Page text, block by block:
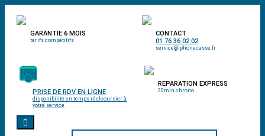
GARANTIE 6 MOIS
tarifs compétitifs
CONTACT
01 76 36 02 02
service@iphonecasse.fr
PRISE DE RDV EN LIGNE
disponibilité en temps réelcoursier à
votre service
REPARATION EXPRESS
20min chrono